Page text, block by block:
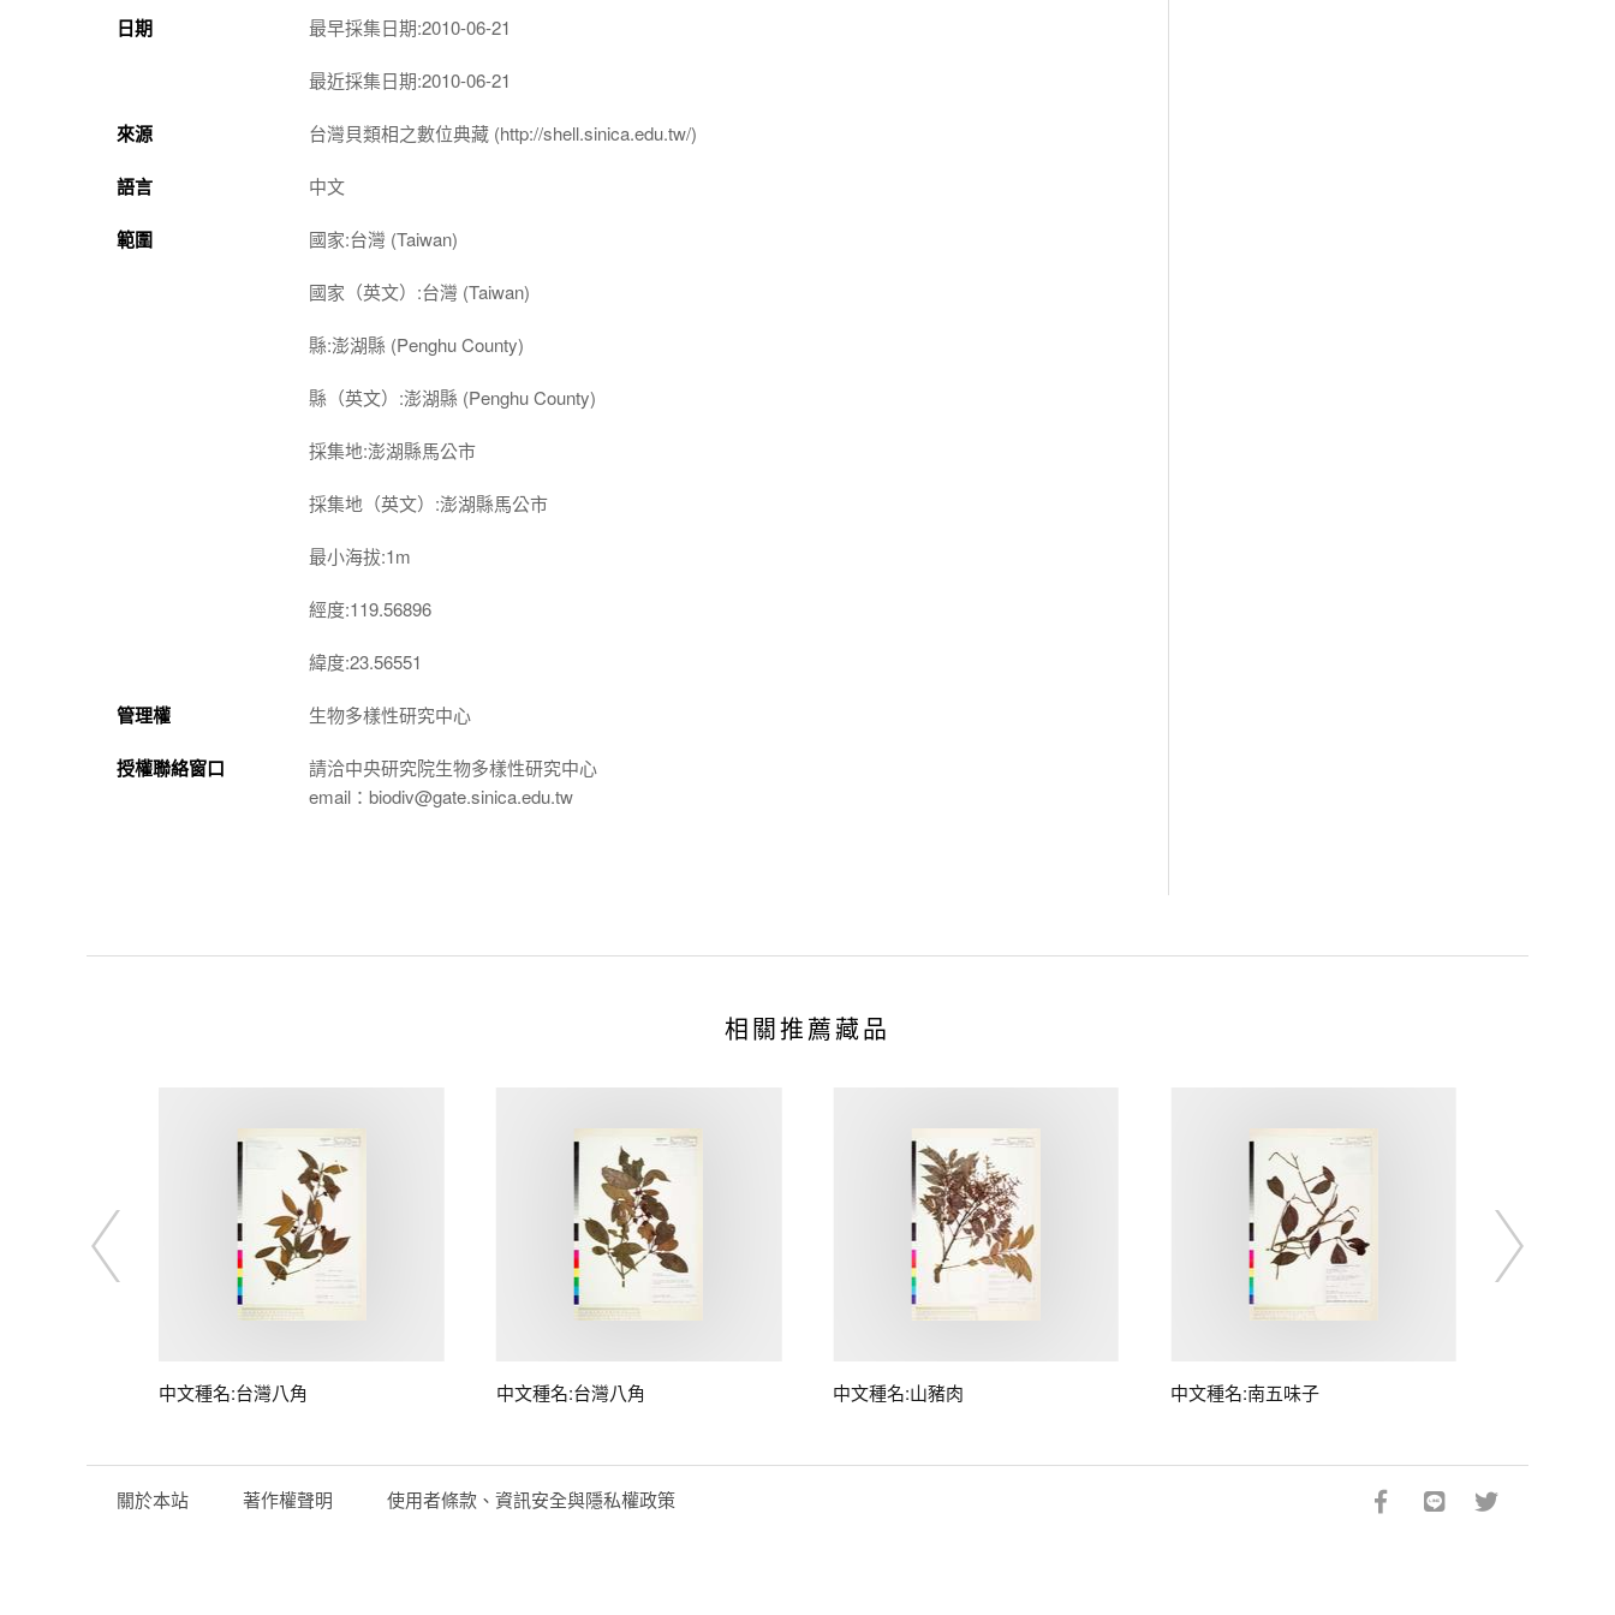
日期 最早採集日期:2010-06-21
最近採集日期:2010-06-21
來源 台灣貝類相之數位典藏 (http://shell.sinica.edu.tw/)
語言 中文
範圍 國家:台灣 (Taiwan)
國家（英文）:台灣 (Taiwan)
縣:澎湖縣 (Penghu County)
縣（英文）:澎湖縣 (Penghu County)
採集地:澎湖縣馬公市
採集地（英文）:澎湖縣馬公市
最小海拔:1m
經度:119.56896
緯度:23.56551
管理權 生物多樣性研究中心
授權聯絡窗口
請洽中央研究院生物多樣性研究中心
email：biodiv@gate.sinica.edu.tw
相關推薦藏品
中文種名:台灣八角 中文種名:台灣八角 中文種名:山豬肉 中文種名:南五味子
關於本站 著作權聲明 使用者條款、資訊安全與隱私權政策